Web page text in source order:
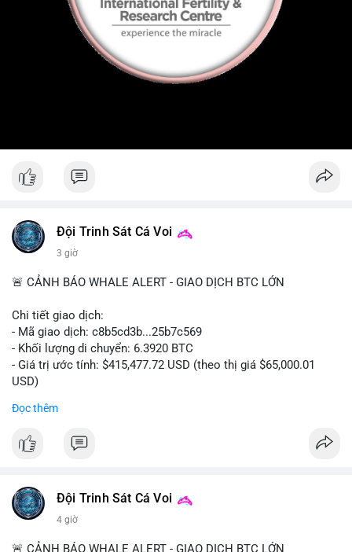
Đội Trinh Sát Cá Voi
3 giờ
🚨 CẢNH BÁO WHALE ALERT - GIAO DỊCH BTC LỚN
Chi tiết giao dịch:
- Mã giao dịch: c8b5cd3b...25b7c569
- Khối lượng di chuyển: 6.3920 BTC
- Giá trị ước tính: $415,477.72 USD (theo thị giá $65,000.01
USD)
nghìn USD được xác nhận trong mempool, mức chuyển động
khả năng là cá voi tái phân bổ tài sản giữa các ví nóng hoặc
chuẩn bị thanh khoản cho chiến lược giao dịch ngắn hạn. Nếu
bán có thể hình thành. Ngược lại, nếu BTC được chuyển sang
Đọc thêm
Đội Trinh Sát Cá Voi
4 giờ
🚨 CẢNH BÁO WHALE ALERT - GIAO DỊCH BTC LỚN